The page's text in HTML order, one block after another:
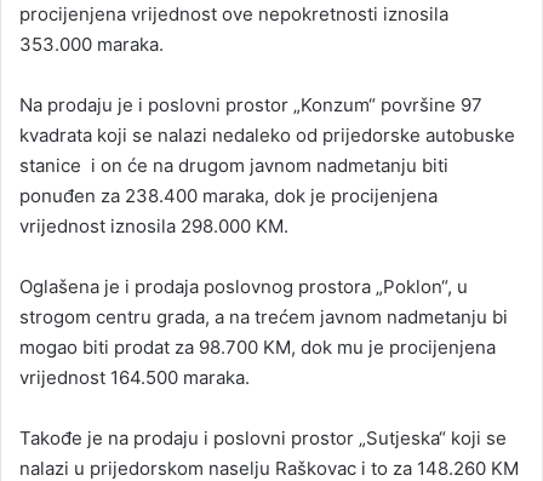
procijenjena vrijednost ove nepokretnosti iznosila
353.000 maraka.
Na prodaju je i poslovni prostor „Konzum“ površine 97
kvadrata koji se nalazi nedaleko od prijedorske autobuske
stanice i on će na drugom javnom nadmetanju biti
ponuđen za 238.400 maraka, dok je procijenjena
vrijednost iznosila 298.000 KM.
Oglašena je i prodaja poslovnog prostora „Poklon“, u
strogom centru grada, a na trećem javnom nadmetanju bi
mogao biti prodat za 98.700 KM, dok mu je procijenjena
vrijednost 164.500 maraka.
Takođe je na prodaju i poslovni prostor „Sutjeska“ koji se
nalazi u prijedorskom naselju Raškovac i to za 148.260 KM